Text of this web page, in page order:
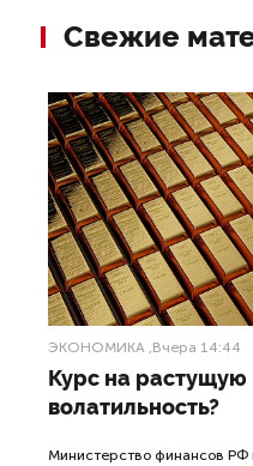
Свежие
ЭКОНОМИКА ,Вчера 14:44
Курс на растущую
волатильность?
Министерство финансов РФ